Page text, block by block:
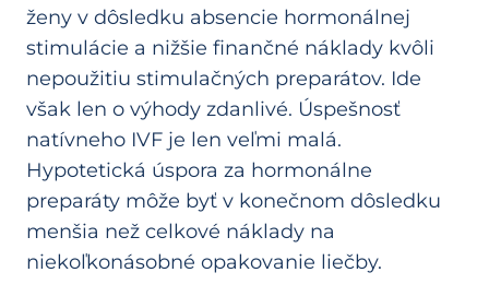
ženy v dôsledku absencie hormonálnej
stimulácie a nižšie finančné náklady kvôli
nepoužitiu stimulačných preparátov. Ide
však len o výhody zdanlivé. Úspešnosť
natívneho IVF je len veľmi malá.
Hypotetická úspora za hormonálne
preparáty môže byť v konečnom dôsledku
menšia než celkové náklady na
niekoľkonásobné opakovanie liečby.